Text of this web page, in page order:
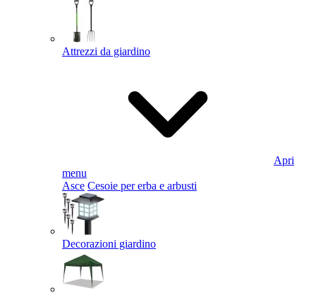
Attrezzi da giardino
Apri
menu
Asce Cesoie per erba e arbusti
Decorazioni giardino